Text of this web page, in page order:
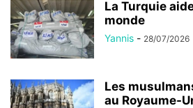
La Turquie
monde
Yannis - 28/07/2026
Les
au Royaume-